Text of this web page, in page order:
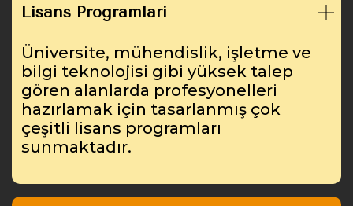
Lisans Programları
Üniversite, mühendislik, işletme ve
bilgi teknolojisi gibi yüksek talep
gören alanlarda profesyonelleri
hazırlamak için tasarlanmış çok
çeşitli lisans programları
sunmaktadır.